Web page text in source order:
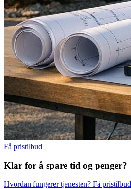
Få pristilbud
Klar for å spare tid og penger?
Hvordan fungerer tjenesten? Få pristilbud